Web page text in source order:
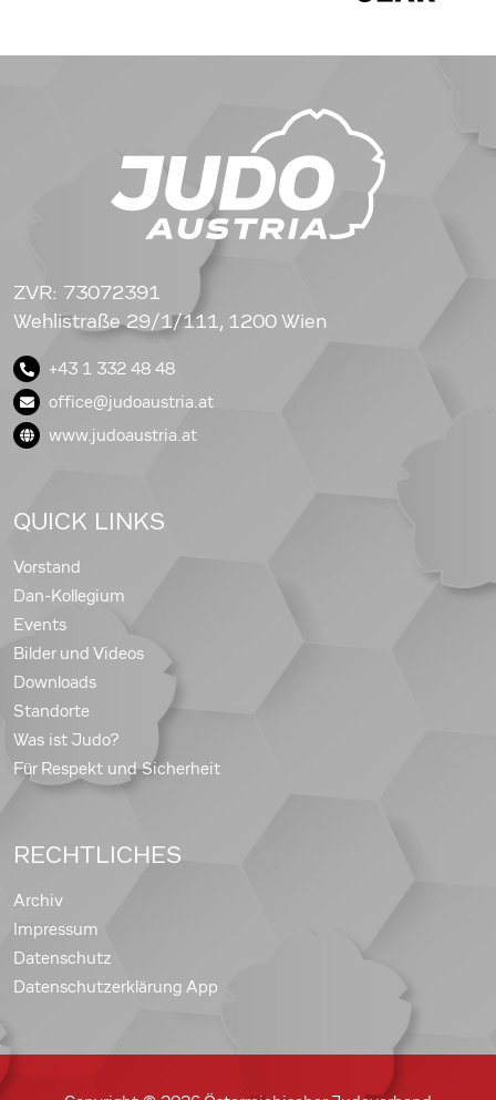
ZVR: 73072391
Wehlistraße 29/1/111, 1200 Wien
+43 1 332 48 48
office@judoaustria.at
www.judoaustria.at
QUICK LINKS
Vorstand
Dan-Kollegium
Events
Bilder und Videos
Downloads
Standorte
Was ist Judo?
Für Respekt und Sicherheit
RECHTLICHES
Archiv
Impressum
Datenschutz
Datenschutzerklärung App